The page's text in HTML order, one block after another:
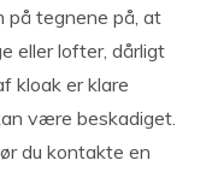
tegnene på, at
eller lofter, dårligt
kloak er klare
være beskadiget.
du kontakte en